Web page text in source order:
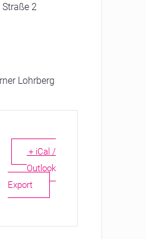
2
Lohrberg
+ iCal /
Outlook
Export